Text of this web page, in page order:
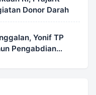
Donor Darah
Yonif TP
Pengabdian